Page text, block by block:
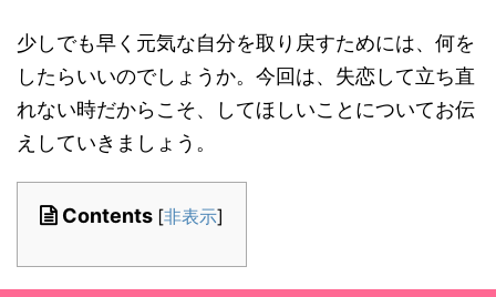
少しでも早く元気な自分を取り戻すためには、何を
したらいいのでしょうか。今回は、失恋して立ち直
れない時だからこそ、してほしいことについてお伝
えしていきましょう。
Contents [非表示]